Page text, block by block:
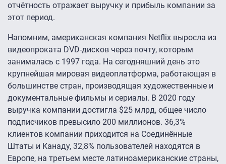
отчётность отражает выручку и прибыль компании за
этот период.
Напомним, американская компания Netflix выросла из
видеопроката DVD-дисков через почту, которым
занималась с 1997 года. На сегодняшний день это
крупнейшая мировая видеоплатформа, работающая в
большинстве стран, производящая художественные и
документальные фильмы и сериалы. В 2020 году
выручка компании достигла $25 млрд, общее число
подписчиков превысило 200 миллионов. 36,3%
клиентов компании приходится на Соединённые
Штаты и Канаду, 32,8% пользователей находятся в
Европе, на третьем месте латиноамериканские страны,